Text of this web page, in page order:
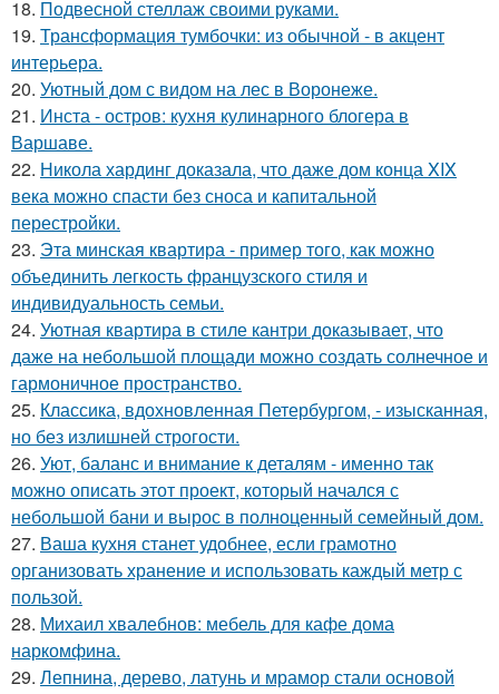
18. Подвесной стеллаж своими руками.
19. Трансформация тумбочки: из обычной - в акцент
интерьера.
20. Уютный дом с видом на лес в Воронеже.
21. Инста - остров: кухня кулинарного блогера в
Варшаве.
22. Никола хардинг доказала, что даже дом конца XIX
века можно спасти без сноса и капитальной
перестройки.
23. Эта минская квартира - пример того, как можно
объединить легкость французского стиля и
индивидуальность семьи.
24. Уютная квартира в стиле кантри доказывает, что
даже на небольшой площади можно создать солнечное и
гармоничное пространство.
25. Классика, вдохновленная Петербургом, - изысканная,
но без излишней строгости.
26. Уют, баланс и внимание к деталям - именно так
можно описать этот проект, который начался с
небольшой бани и вырос в полноценный семейный дом.
27. Ваша кухня станет удобнее, если грамотно
организовать хранение и использовать каждый метр с
пользой.
28. Михаил хвалебнов: мебель для кафе дома
наркомфина.
29. Лепнина, дерево, латунь и мрамор стали основой